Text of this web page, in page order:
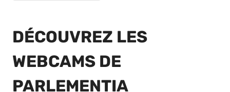
DÉCOUVREZ LES
WEBCAMS DE
PARLEMENTIA